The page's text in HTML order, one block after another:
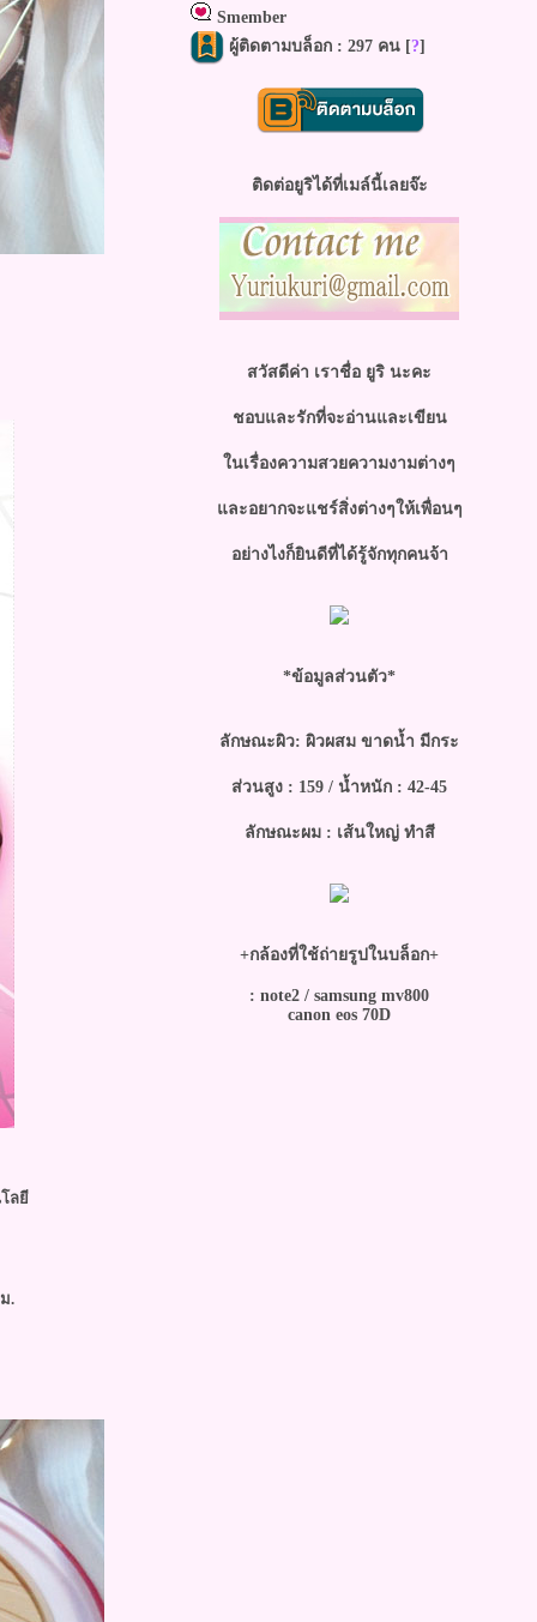
ลยี
.
Smember
ผู้ติดตามบล็อก : 297 คน [?]
ติดต่อยูริได้ที่เมล์นี้เลยจ๊ะ
สวัสดีค่า เราชื่อ ยูริ นะคะ
ชอบและรักที่จะอ่านและเขียน
นเรื่องความสวยความงามต่างๆ
ละอยากจะแชร์สิ่งต่างๆให้เพื่อนๆ
อย่างไงก็ยินดีที่ได้รู้จักทุกคนจ้า
*ข้อมูลส่วนตัว*
ลักษณะผิว: ผิวผสม ขาดน้ำ มีกระ
ส่วนสูง : 159 / น้ำหนัก : 42-45
ลักษณะผม : เส้นใหญ่ ทำสี
+กล้องที่ใช้ถ่ายรูปในบล็อก+
: note2 / samsung mv800
canon eos 70D